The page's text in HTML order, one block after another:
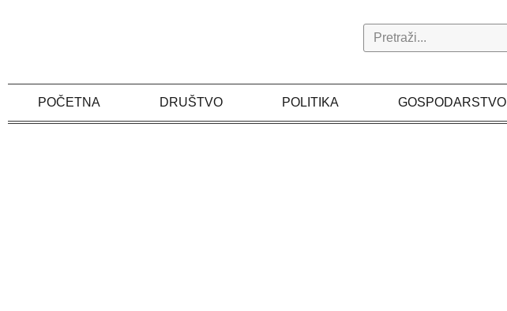
Search
POČETNA DRUŠTVO POLITIKA GOSPODARSTVO